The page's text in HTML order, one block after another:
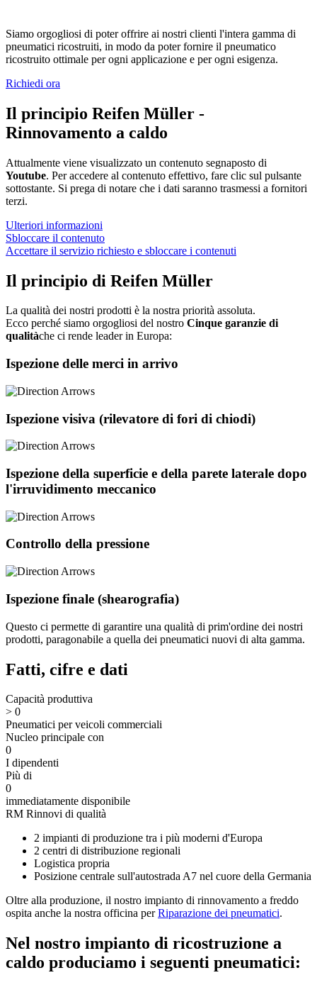
Siamo orgogliosi di poter offrire ai nostri clienti l'intera gamma di
pneumatici ricostruiti, in modo da poter fornire il pneumatico
ricostruito ottimale per ogni applicazione e per ogni esigenza.
Richiedi ora
Il principio Reifen Müller -
Rinnovamento a caldo
Attualmente viene visualizzato un contenuto segnaposto di
Youtube. Per accedere al contenuto effettivo, fare clic sul pulsante
sottostante. Si prega di notare che i dati saranno trasmessi a fornitori
terzi.
Ulteriori informazioni
Sbloccare il contenuto
Accettare il servizio richiesto e sbloccare i contenuti
Il principio di Reifen Müller
La qualità dei nostri prodotti è la nostra priorità assoluta.
Ecco perché siamo orgogliosi del nostro Cinque garanzie di
qualitàche ci rende leader in Europa:
Ispezione delle merci in arrivo
Ispezione visiva (rilevatore di fori di chiodi)
Ispezione della superficie e della parete laterale dopo
l'irruvidimento meccanico
Controllo della pressione
Ispezione finale (shearografia)
Questo ci permette di garantire una qualità di prim'ordine dei nostri
prodotti, paragonabile a quella dei pneumatici nuovi di alta gamma.
Fatti, cifre e dati
Capacità produttiva
> 0
Pneumatici per veicoli commerciali
Nucleo principale con
0
I dipendenti
Più di
0
immediatamente disponibile
RM Rinnovi di qualità
2 impianti di produzione tra i più moderni d'Europa
2 centri di distribuzione regionali
Logistica propria
Posizione centrale sull'autostrada A7 nel cuore della Germania
Oltre alla produzione, il nostro impianto di rinnovamento a freddo
ospita anche la nostra officina perRiparazione dei pneumatici.
Nel nostro impianto di ricostruzione a
caldo produciamo i seguenti pneumatici: